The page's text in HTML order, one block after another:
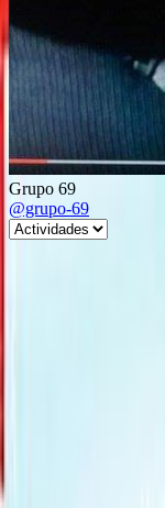
Grupo 69
@grupo-69